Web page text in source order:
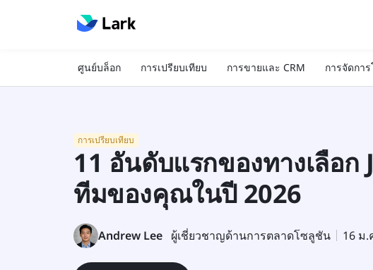
ศูนย์บล็อก การเปรียบเทียบ การขายและ CRM การจัดกา
การเปรียบเทียบ
11 อันดับแรกของทางเลือก
ทีมของคุณในปี 2026
Andrew Lee ผู้เชี่ยวชาญด้านการตลาดโซลูชัน 16 ม.